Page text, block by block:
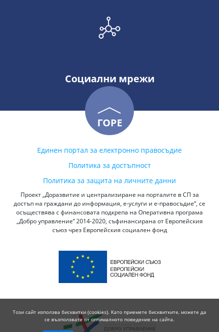
Социални мрежи
ГОРЕ
Единен портал за електронно правосъдие
Политика за достъпност
Политика за защита на личните данни
Проект „Доразвитие и централизиране на порталите в СП за
достъп на граждани до информация, е-услуги и е-правосъдие“, се
осъществява с финансовата подкрепа на Оперативна програма
„Добро управление“ 2014-2020, съфинансирана от Европейския
съюз чрез Европейския социален фонд
Този сайт използва бисквитки (cookies). Като приемете бисквитките, можете да
се възползвате от оптималното поведение на сайта.